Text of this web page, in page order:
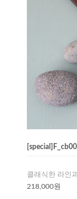
클래식한 라인
218,000원